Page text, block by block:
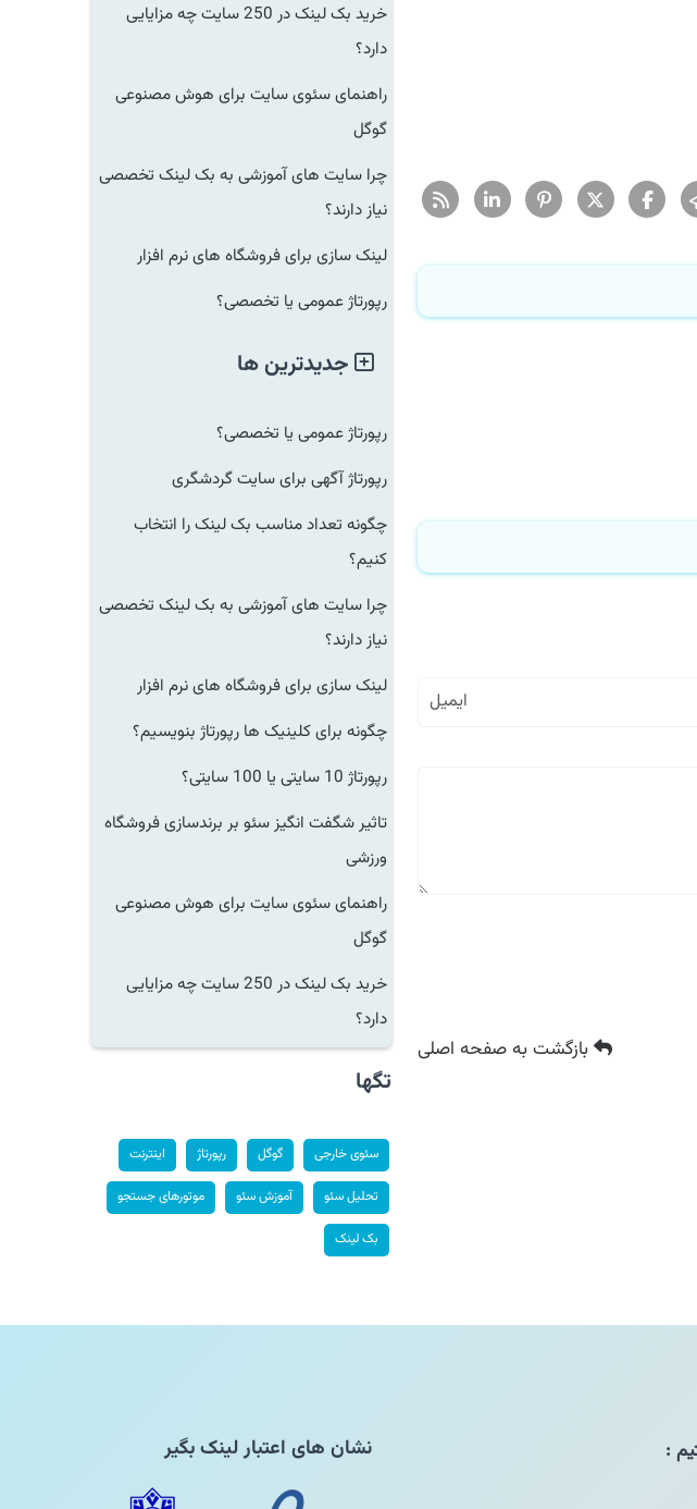
بازگشتبه صفحه اصلی
خرید بک لینک در 250 سایت چه مزایایی
دارد؟
راهنمای سئوی سایت برای هوش مصنوعی
گوگل
چرا سایت های آموزشی به بک لینک تخصصی
نیاز دارند؟
لینک سازی برای فروشگاه های نرم افزار
رپورتاژ عمومی یا تخصصی؟
جدیدترین ها
رپورتاژ عمومی یا تخصصی؟
رپورتاژ آگهی برای سایت گردشگری
چگونه تعداد مناسب بک لینک را انتخاب
کنیم؟
چرا سایت های آموزشی به بک لینک تخصصی
نیاز دارند؟
لینک سازی برای فروشگاه های نرم افزار
چگونه برای کلینیک ها رپورتاژ بنویسیم؟
رپورتاژ 10 سایتی یا 100 سایتی؟
تاثیر شگفت انگیز سئو بر برندسازی فروشگاه
ورزشی
راهنمای سئوی سایت برای هوش مصنوعی
گوگل
خرید بک لینک در 250 سایت چه مزایایی
دارد؟
تگها
سئوی خارجی گوگل رپورتاژ اینترنت
تحلیل سئو آموزش سئو موتورهای جستجو
بک لینک
نشان های اعتبار لینک بگیر